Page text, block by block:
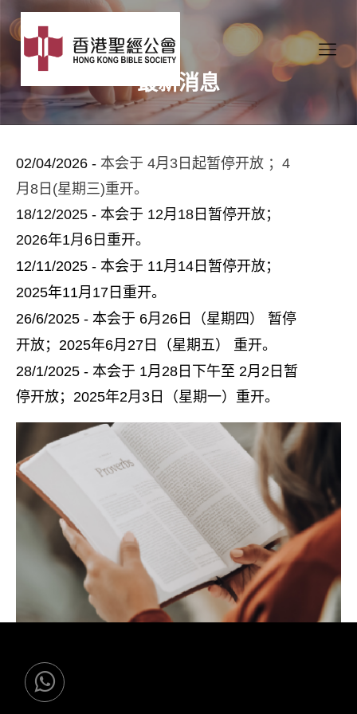
最新消息
02/04/2026 - 本会于 4月3日起暂停开放 ；4
月8日(星期三)重开。
18/12/2025 - 本会于 12月18日暂停开放；
2026年1月6日重开。
12/11/2025 - 本会于 11月14日暂停开放；
2025年11月17日重开。
26/6/2025 - 本会于 6月26日
（星期四）
暂停
开放；2025年6月27日
（星期五）
重开。
28/1/2025 - 本会于 1月28日下午至 2月2日暂
停开放；2025年2月3日（星期一）重开。